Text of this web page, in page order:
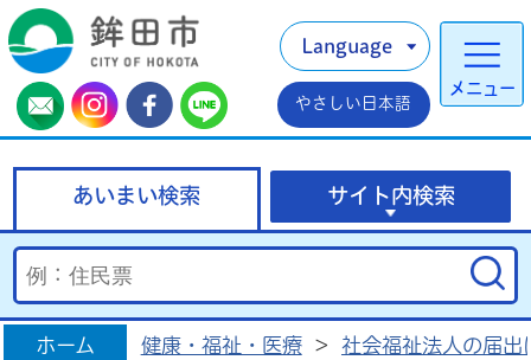
メニュー
Language
やさしい日本語
あいまい検索 サイト内検索
ホーム 健康・福祉・医療 > 社会福祉法人の届出